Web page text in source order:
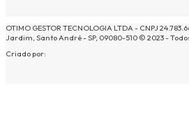
OTIMO GESTOR TECNOLOGIA LTDA - CNPJ
Jardim, Santo André - SP, 09080-510 © 2023 -
Criado por: